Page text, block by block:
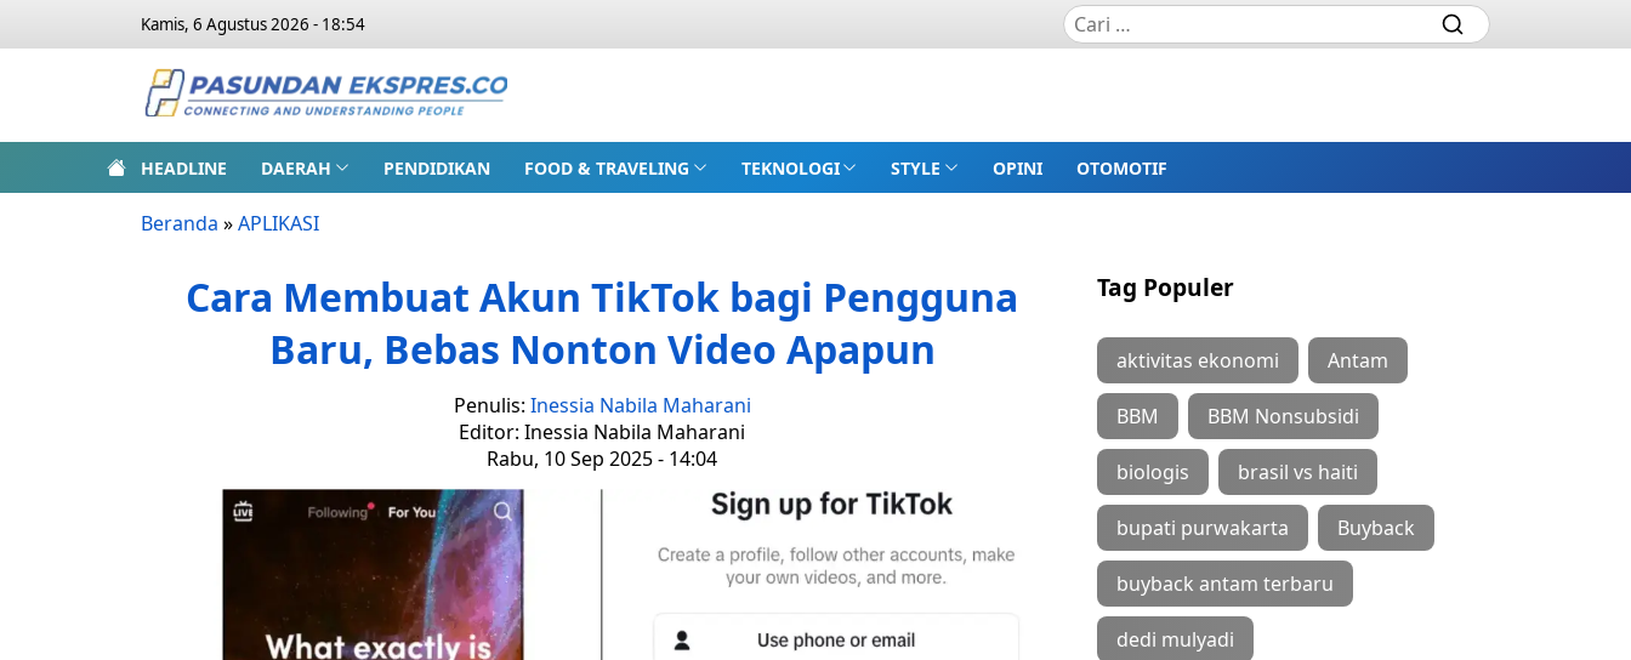
Kamis, 6 Agustus 2026 - 18:54
HEADLINE DAERAH PENDIDIKAN FOOD & TRAVELING TEKNOLOGI STYLE OPINI OTOMOTIF
Beranda »APLIKASI
Cara Membuat Akun TikTok bagi Pengguna
Baru, Bebas Nonton Video Apapun
Penulis: Inessia Nabila Maharani
Editor: Inessia Nabila Maharani
Rabu, 10 Sep 2025 - 14:04
Tag Populer
aktivitas ekonomi Antam
BBM BBM Nonsubsidi
biologis brasil vs haiti
bupati purwakarta Buyback
buyback antam terbaru
dedi mulyadi